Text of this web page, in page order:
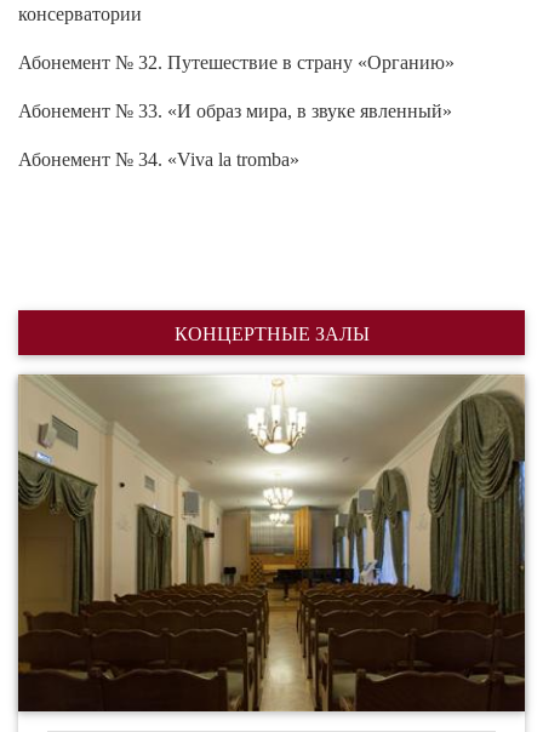
консерватории
Абонемент № 32. Путешествие в страну «Органию»
Абонемент № 33. «И образ мира, в звуке явленный»
Абонемент № 34. «Viva la tromba»
КОНЦЕРТНЫЕ ЗАЛЫ